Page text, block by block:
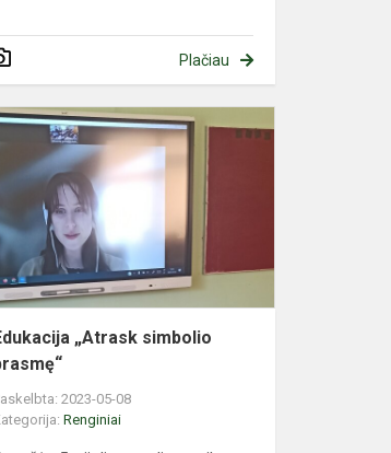
Plačiau
„Atrask simbolio
2023-05-08
Renginiai